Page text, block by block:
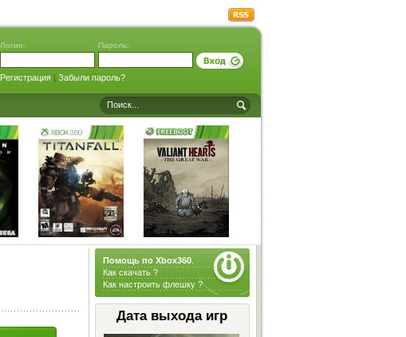
Логин: Пароль:
Регистрация| Забыли пароль?
Помощь по Xbox360.
Как скачать ?
Как настроить флешку ?
Дата выхода игр